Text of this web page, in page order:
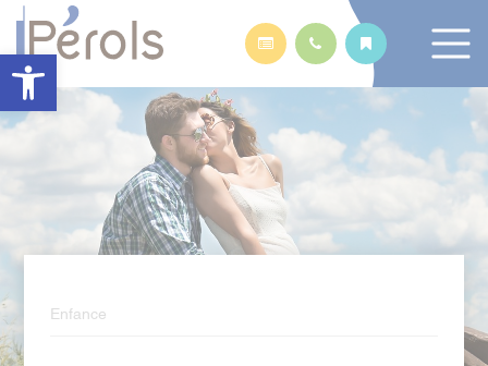
Ouvrir la barre d’outils
Enfance
Panneau de gestion des cookies